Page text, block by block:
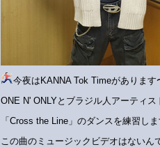
今夜はKANNA Tok Timeがあります
ONE N' ONLYとブラジル人アーティ
「Cross the Line」のダンスを練習しま
この曲のミュージックビデオはないん